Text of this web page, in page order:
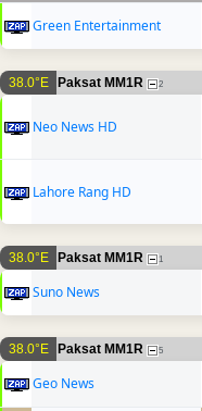
Green Entertainment
38.0°E Paksat MM1R 2
Neo News HD
Lahore Rang HD
38.0°E Paksat MM1R 1
Suno News
38.0°E Paksat MM1R 5
Geo News